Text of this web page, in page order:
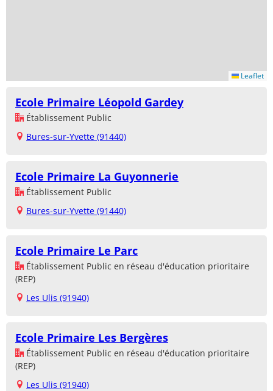
Leaflet
Ecole Primaire Léopold Gardey
Établissement Public
Bures-sur-Yvette (91440)
Ecole Primaire La Guyonnerie
Établissement Public
Bures-sur-Yvette (91440)
Ecole Primaire Le Parc
Établissement Public en réseau d'éducation prioritaire
(REP)
Les Ulis (91940)
Ecole Primaire Les Bergères
Établissement Public en réseau d'éducation prioritaire
(REP)
Les Ulis (91940)